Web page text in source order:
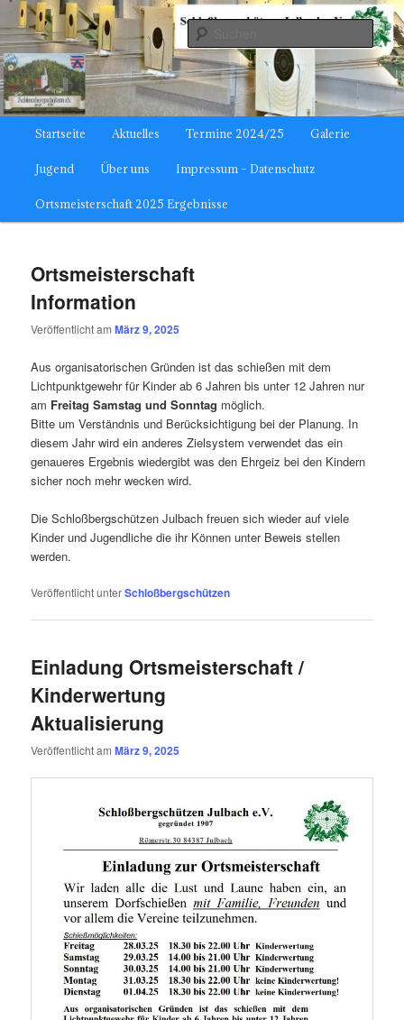
Zum
primären
Inhalt
springen
Zum
sekundären
Inhalt
springenSchloßbergschützen Julbach
gegründet 1907
HauptmenüStartseite Aktuelles Termine 2024/25 Galerie
Jugend Über uns Impressum – Datenschutz
Ortsmeisterschaft 2025 Ergebnisse
Ortsmeisterschaft
Information
Veröffentlicht amMärz 9, 2025
Aus organisatorischen Gründen ist das schießen mit dem
Lichtpunktgewehr für Kinder ab 6 Jahren bis unter 12 Jahren nur
am Freitag Samstag und Sonntag möglich.
Bitte um Verständnis und Berücksichtigung bei der Planung. In
diesem Jahr wird ein anderes Zielsystem verwendet das ein
genaueres Ergebnis wiedergibt was den Ehrgeiz bei den Kindern
sicher noch mehr wecken wird.
Die Schloßbergschützen Julbach freuen sich wieder auf viele
Kinder und Jugendliche die ihr Können unter Beweis stellen
werden.
Veröffentlicht unterSchloßbergschützen
Einladung Ortsmeisterschaft /
Kinderwertung
Aktualisierung
Veröffentlicht amMärz 9, 2025